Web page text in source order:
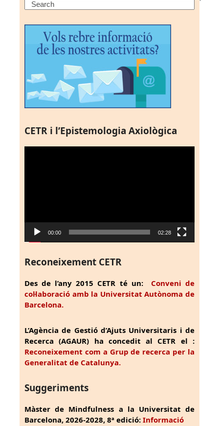
Search
CETR i l’Epistemologia Axiològica
00:00 02:28
Reconeixement CETR
Des de l’any 2015 CETR té un: Conveni de
col·laboració amb la Universitat Autònoma de
Barcelona.
L’Agència de Gestió d’Ajuts Universitaris i de
Recerca (AGAUR) ha concedit al CETR el :
Reconeixement com a Grup de recerca per la
Generalitat de Catalunya.
Suggeriments
Màster de Mindfulness a la Universitat de
Barcelona, 2026-2028, 8ª edició: Informació